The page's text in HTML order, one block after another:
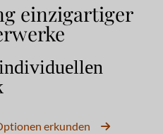
einzigartiger
erkunden